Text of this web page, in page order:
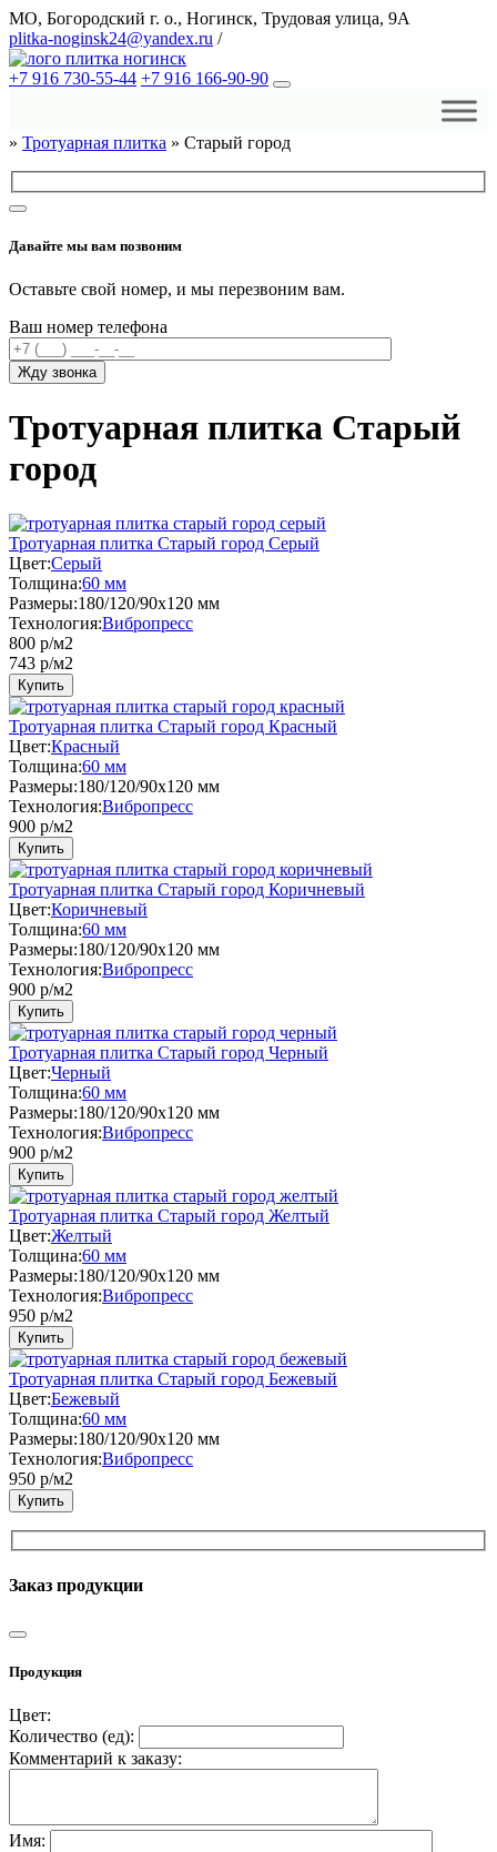
МО, Богородский г. о., Ногинск, Трудовая улица, 9А
plitka-noginsk24@yandex.ru /
+7 916 730-55-44 +7 916 166-90-90
» Тротуарная плитка » Старый город
Давайте мы вам позвоним
Оставьте свой номер, и мы перезвоним вам.
Ваш номер телефона
Тротуарная плитка Старый
город
Тротуарная плитка Старый город Серый
Цвет:Серый
Толщина:60 мм
Размеры:180/120/90x120 мм
Технология:Вибропресс
800 р/м2
743 р/м2
Купить
Тротуарная плитка Старый город Красный
Цвет:Красный
Толщина:60 мм
Размеры:180/120/90x120 мм
Технология:Вибропресс
900 р/м2
Купить
Тротуарная плитка Старый город Коричневый
Цвет:Коричневый
Толщина:60 мм
Размеры:180/120/90x120 мм
Технология:Вибропресс
900 р/м2
Купить
Тротуарная плитка Старый город Черный
Цвет:Черный
Толщина:60 мм
Размеры:180/120/90x120 мм
Технология:Вибропресс
900 р/м2
Купить
Тротуарная плитка Старый город Желтый
Цвет:Желтый
Толщина:60 мм
Размеры:180/120/90x120 мм
Технология:Вибропресс
950 р/м2
Купить
Тротуарная плитка Старый город Бежевый
Цвет:Бежевый
Толщина:60 мм
Размеры:180/120/90x120 мм
Технология:Вибропресс
950 р/м2
Купить
Заказ продукции
Продукция
Цвет:
Количество (ед):
Комментарий к заказу:
Имя: